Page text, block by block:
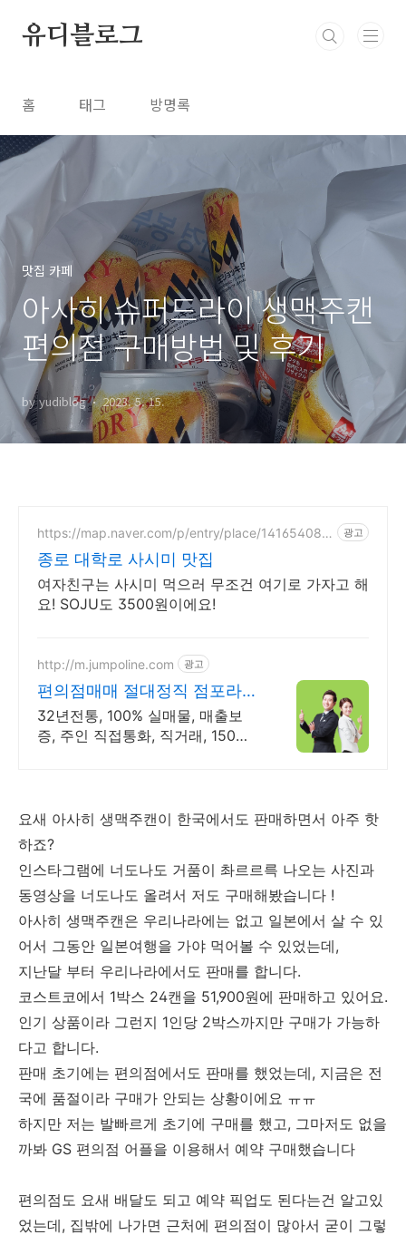
유디블로그
홈 태그 방명록
맛집 카페
아사히 슈퍼드라이 생맥주캔
편의점 구매방법 및 후기
by yudiblog 2023. 5. 15.
https://map.naver.com/p/entry/place/141654083
광고
종로 대학로 사시미 맛집
여자친구는 사시미 먹으러 무조건 여기로 가자고 해
요! SOJU도 3500원이에요!
http://m.jumpoline.com 광고
편의점매매 절대정직 점포라인
빠른 직거래 & 안전중개거래
32년전통, 100% 실매물, 매출보
증, 주인 직접통화, 직거래, 150명
요새 아사히 생맥주캔이 한국에서도 판매하면서 아주 핫
하죠?
인스타그램에 너도나도 거품이 촤르르륵 나오는 사진과
동영상을 너도나도 올려서 저도 구매해봤습니다 !
아사히 생맥주캔은 우리나라에는 없고 일본에서 살 수 있
어서 그동안 일본여행을 가야 먹어볼 수 있었는데,
지난달 부터 우리나라에서도 판매를 합니다.
코스트코에서 1박스 24캔을 51,900원에 판매하고 있어요.
인기 상품이라 그런지 1인당 2박스까지만 구매가 가능하
다고 합니다.
판매 초기에는 편의점에서도 판매를 했었는데, 지금은 전
국에 품절이라 구매가 안되는 상황이에요 ㅠㅠ
하지만 저는 발빠르게 초기에 구매를 했고, 그마저도 없을
까봐 GS 편의점 어플을 이용해서 예약 구매했습니다
편의점도 요새 배달도 되고 예약 픽업도 된다는건 알고있
었는데, 집밖에 나가면 근처에 편의점이 많아서 굳이 그렇